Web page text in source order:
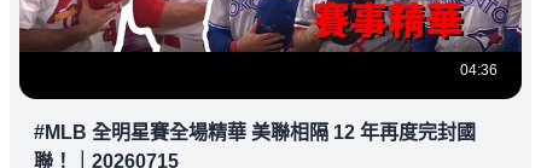
04:36
#MLB 全明星賽全場精華 美聯相隔 12 年再度完封國
聯！｜20260715